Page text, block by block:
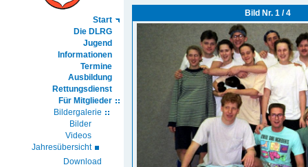
Start
Die DLRG
Jugend
Informationen
Termine
Ausbildung
Rettungsdienst
Für Mitglieder
Bildergalerie
Bilder
Videos
Jahresübersicht
Download
Bild Nr. 1 / 4